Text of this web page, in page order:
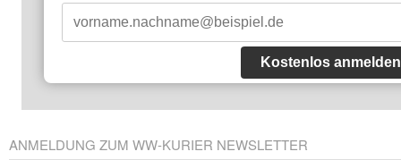
Kostenlos anmelden
ANMELDUNG ZUM WW-KURIER NEWSLETTER